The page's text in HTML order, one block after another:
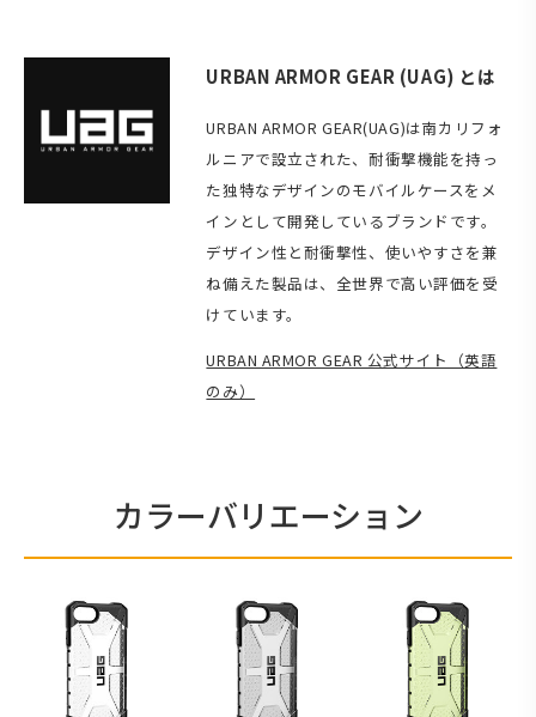
URBAN ARMOR GEAR (UAG) とは
URBAN ARMOR GEAR(UAG)は南カリフォ
ルニアで設立された、耐衝撃機能を持っ
た独特なデザインのモバイルケースをメ
インとして開発しているブランドです。
デザイン性と耐衝撃性、使いやすさを兼
ね備えた製品は、全世界で高い評価を受
けています。
URBAN ARMOR GEAR 公式サイト（英語
のみ）
カラーバリエーション